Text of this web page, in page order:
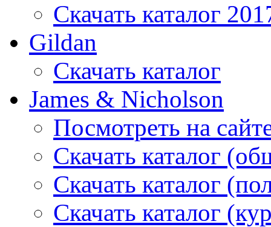
Скачать каталог
Gildan
Скачать каталог
James & Nicholson
Посмотреть на
Скачать каталог
Скачать каталог
Скачать каталог